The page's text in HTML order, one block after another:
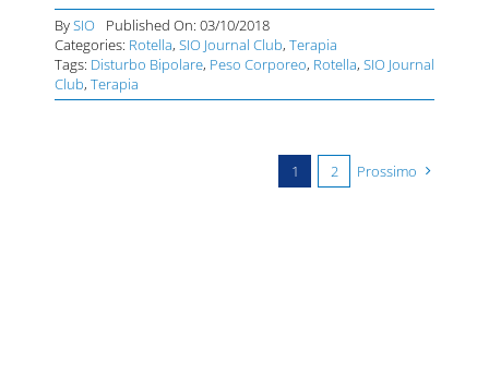
BySIO
Published On: 03/10/2018
Categories: Rotella, SIO Journal Club, Terapia
Tags: Disturbo Bipolare, Peso Corporeo, Rotella, SIO Journal
Club, Terapia
1 2 Prossimo